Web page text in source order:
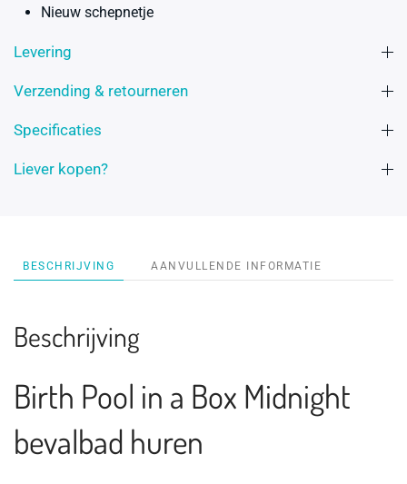
Nieuw schepnetje
Levering
Verzending & retourneren
Specificaties
Liever kopen?
BESCHRIJVING AANVULLENDE INFORMATIE
Beschrijving
Birth Pool in a Box Midnight
bevalbad huren